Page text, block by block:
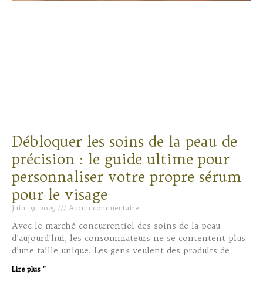
Débloquer les soins de la peau de
précision : le guide ultime pour
personnaliser votre propre sérum
pour le visage
juin 19, 2025 Aucun commentaire
Avec le marché concurrentiel des soins de la peau
d’aujourd’hui, les consommateurs ne se contentent plus
d’une taille unique. Les gens veulent des produits de
Lire plus "